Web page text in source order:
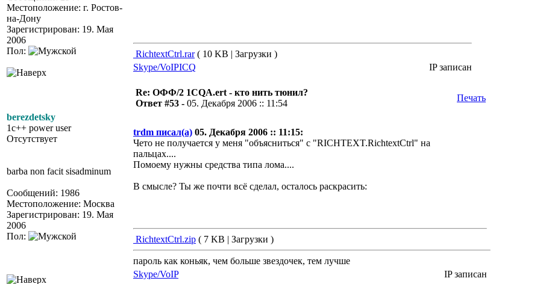
Местоположение: г. Ростов-
на-Дону
Зарегистрирован: 19. Мая
2006
Пол:
RichtextCtrl.rar( 10 KB | Загрузки )
Skype/VoIPICQ IP записан
berezdetsky
1c++ power user
Отсутствует
barba non facit sisadminum
Сообщений: 1986
Местоположение: Москва
Зарегистрирован: 19. Мая
2006
Пол:
Re: ОФФ/2 1CQA.ert - кто нить тюнил?
Ответ #53 - 05. Декабря 2006 :: 11:54
Печать
trdm писал(а) 05. Декабря 2006 :: 11:15:
Чето не получается у меня "объясниться" с "RICHTEXT.RichtextCtrl" на
пальцах....
Помоему нужны средства типа лома....
В смысле? Ты же почти всё сделал, осталось раскрасить:
RichtextCtrl.zip ( 7 KB | Загрузки )
пароль как коньяк, чем больше звездочек, тем лучше
Skype/VoIP
IP записан